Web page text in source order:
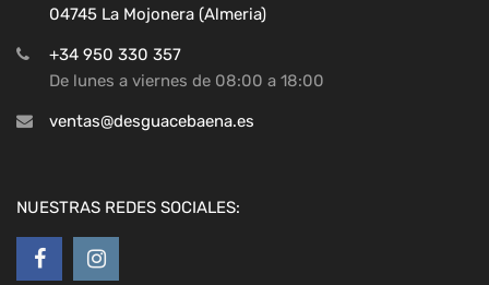
04745 La Mojonera (Almeria)
+34 950 330 357
De lunes a viernes de 08:00 a 18:00
ventas@desguacebaena.es
NUESTRAS REDES SOCIALES: